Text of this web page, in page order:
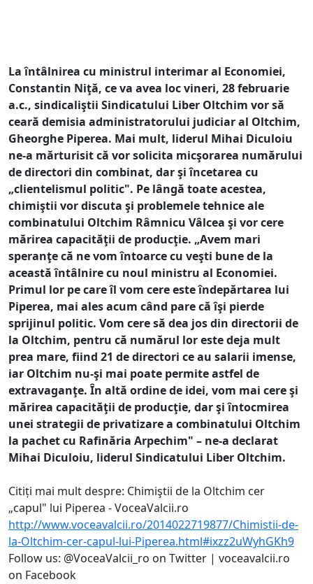
La întâlnirea cu ministrul interimar al Economiei,
Constantin Niţă, ce va avea loc vineri, 28 februarie
a.c., sindicaliştii Sindicatului Liber Oltchim vor să
ceară demisia administratorului judiciar al Oltchim,
Gheorghe Piperea. Mai mult, liderul Mihai Diculoiu
ne-a mărturisit că vor solicita micşorarea numărului
de directori din combinat, dar şi încetarea cu
„clientelismul politic". Pe lângă toate acestea,
chimiştii vor discuta şi problemele tehnice ale
combinatului Oltchim Râmnicu Vâlcea şi vor cere
mărirea capacităţii de producţie. „Avem mari
speranţe că ne vom întoarce cu veşti bune de la
această întâlnire cu noul ministru al Economiei.
Primul lor pe care îl vom cere este îndepărtarea lui
Piperea, mai ales acum când pare că îşi pierde
sprijinul politic. Vom cere să dea jos din directorii de
la Oltchim, pentru că numărul lor este deja mult
prea mare, fiind 21 de directori ce au salarii imense,
iar Oltchim nu-şi mai poate permite astfel de
extravaganţe. În altă ordine de idei, vom mai cere şi
mărirea capacităţii de producţie, dar şi întocmirea
unei strategii de privatizare a combinatului Oltchim
la pachet cu Rafinăria Arpechim" – ne-a declarat
Mihai Diculoiu, liderul Sindicatului Liber Oltchim.
Citiți mai mult despre: Chimiştii de la Oltchim cer
„capul" lui Piperea - VoceaValcii.ro
http://www.voceavalcii.ro/2014022719877/Chimistii-de-
la-Oltchim-cer-capul-lui-Piperea.html#ixzz2uWyhGKh9
Follow us: @VoceaValcii_ro on Twitter | voceavalcii.ro
on Facebook